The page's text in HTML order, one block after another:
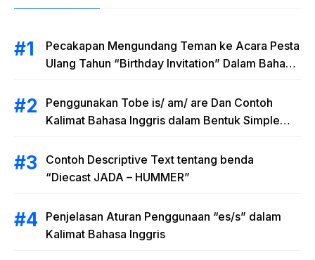
Pecakapan Mengundang Teman ke Acara Pesta
Ulang Tahun “Birthday Invitation” Dalam Bahasa
Penggunakan Tobe is/ am/ are Dan Contoh
Kalimat Bahasa Inggris dalam Bentuk Simple
Contoh Descriptive Text tentang benda
“Diecast JADA – HUMMER”
Penjelasan Aturan Penggunaan “es/s” dalam
Kalimat Bahasa Inggris